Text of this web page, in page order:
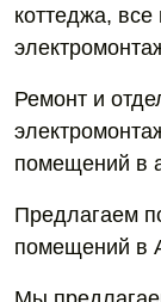
коттеджа, все
Ремонт и
помещений в
Предлагаем
помещений в